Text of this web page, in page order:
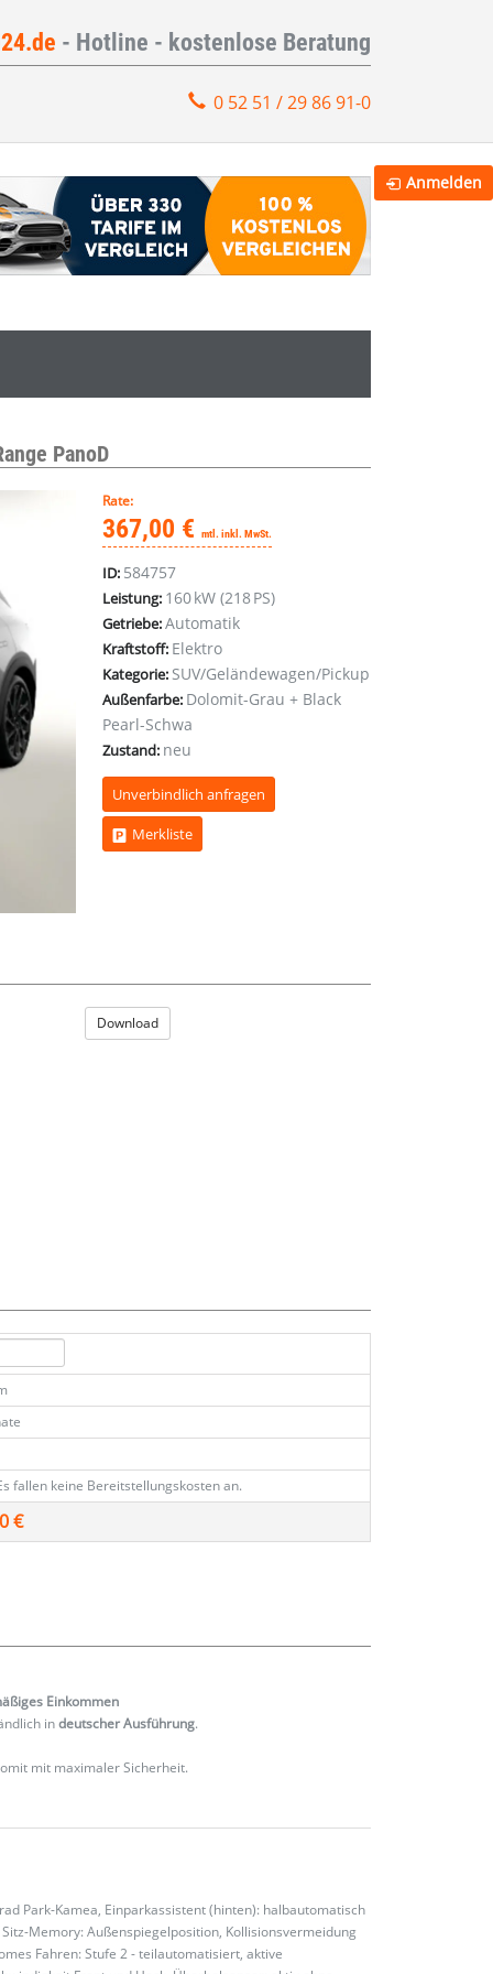
- Hotline - kostenlose Beratung
0 52 51 / 29 86 91-0
PanoD
Rate:
367,00 € mtl. inkl. MwSt.
ID: 584757
Leistung: 160 kW (218 PS)
Getriebe:Automatik
Kraftstoff: Elektro
Kategorie: SUV/Geländewagen/Pickup
Außenfarbe: Dolomit-Grau + Black
Pearl-Schwa
Zustand: neu
Unverbindlich anfragen
Merkliste
Download
fallen keine Bereitstellungskosten an.
€
Einkommen
indeutscher Ausführung.
mit maximaler Sicherheit.
Park-Kamea, Einparkassistent (hinten): halbautomatisch
Memory: Außenspiegelposition, Kollisionsvermeidung
Fahren: Stufe 2 - teilautomatisiert, aktive
Anmelden